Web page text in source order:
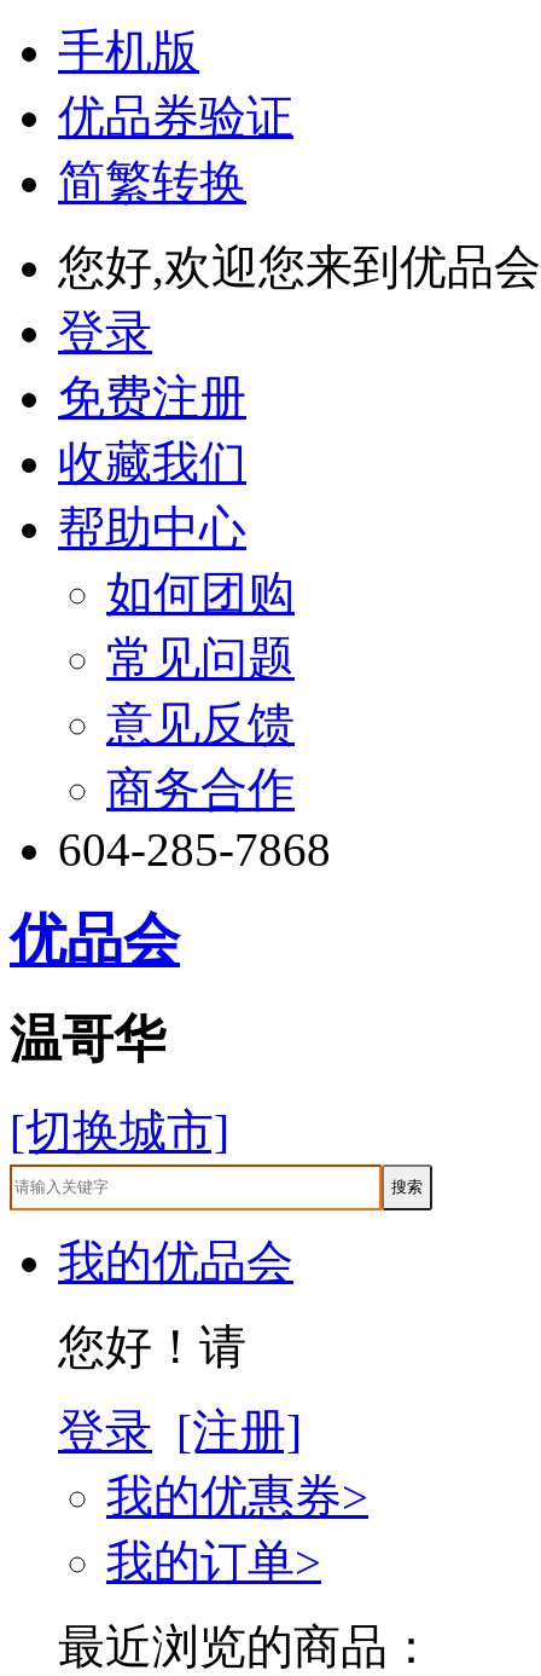
手机版
优品券验证
简繁转换
您好,欢迎您来到优品会
登录
免费注册
收藏我们
帮助中心
如何团购
常见问题
意见反馈
商务合作
604-285-7868
优品会
温哥华
[切换城市]
我的优品会
您好！请
登录 [注册]
我的优惠券>
我的订单>
最近浏览的商品：